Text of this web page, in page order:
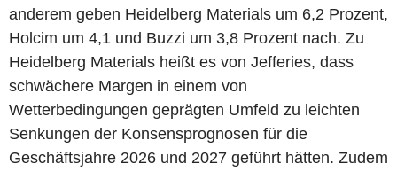
anderem geben Heidelberg Materials um 6,2 Prozent,
Holcim um 4,1 und Buzzi um 3,8 Prozent nach. Zu
Heidelberg Materials heißt es von Jefferies, dass
schwächere Margen in einem von
Wetterbedingungen geprägten Umfeld zu leichten
Senkungen der Konsensprognosen für die
Geschäftsjahre 2026 und 2027 geführt hätten. Zudem